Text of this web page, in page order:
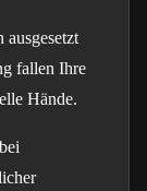
ausgesetzt
fallen Ihre
Hände.